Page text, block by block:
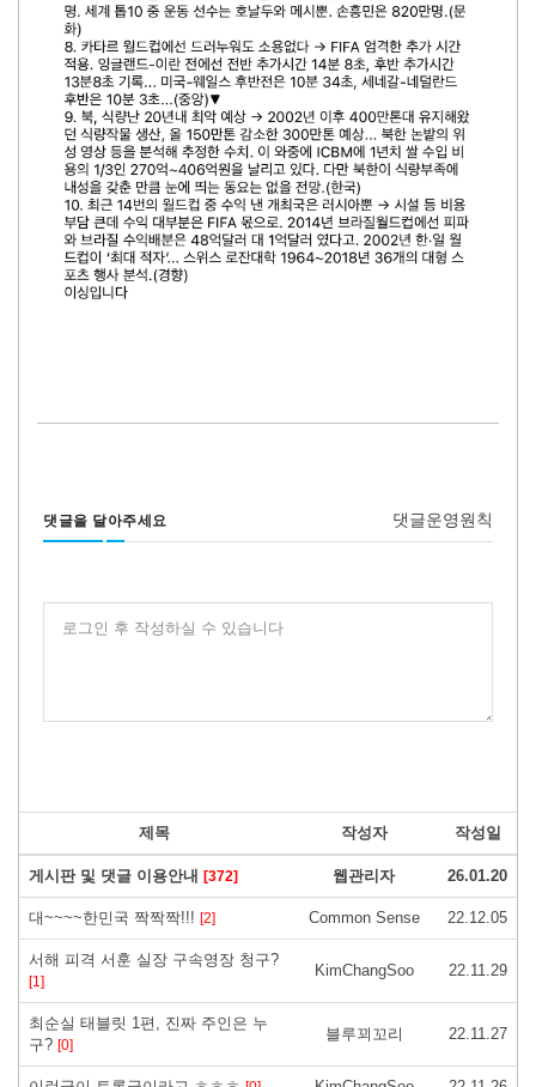
댓글을 달아주세요 댓글운영원칙
로그인 후 작성하실 수 있습니다
제목 작성자 작성일
게시판 및 댓글 이용안내 [372] 웹관리자 26.01.20
대~~~~한민국 짝짝짝!!! [2] Common Sense 22.12.05
서해 피격 서훈 실장 구속영장 청구?
[1]
KimChangSoo 22.11.29
최순실 태블릿 1편, 진짜 주인은 누
구? [0]
블루꾀꼬리 22.11.27